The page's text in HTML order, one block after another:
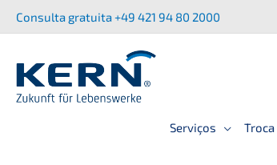
para
conteúdo
Consul­ta gratui­ta +49 421 94 80 2000
Serviços